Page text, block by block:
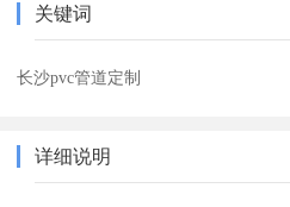
关键词
长沙pvc管道定制
详细说明